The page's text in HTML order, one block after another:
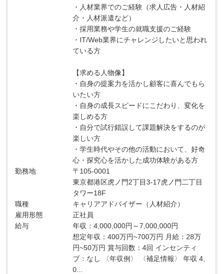
・人材業界でのご経験（求人広告・人材紹
介・人材派遣など）
・採用業務や学生の就職支援のご経験
・IT/Web業界にチャレンジしたいと思われ
ている方
【求める人物像】
・自身の提案力を活かし顧客に喜んでもら
いたい方
・自身の成長スピードにこだわり、変化を
楽しめる方
・自分で試行錯誤して課題解決をするのが
楽しい方
・学生時代やその他の活動において、好奇
心・探究心を活かした成功体験がある方
勤務地
〒105-0001
東京都港区虎ノ門2丁目3-17虎ノ門二丁目
タワー18F
職種
キャリアアドバイザー（人材紹介）
雇用形態
正社員
給与
年収：4,000,000円～7,000,000円
想定年収：400万円~700万円 月給：28万
円~50万円 賞与回数：4回 インセンティ
ブ：なし 〈年収例〉 〈補足情報〉 年収 4,
0...